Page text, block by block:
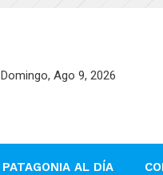
Domingo, Ago 9, 2026
PATAGONIA AL DÍA